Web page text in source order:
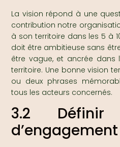
La vision répond à une
contribution notre
à son territoire dans les 5 à
doit être ambitieuse sans
être vague, et ancrée dans
territoire. Une bonne vision
ou deux phrases
tous les acteurs concernés.
3.2